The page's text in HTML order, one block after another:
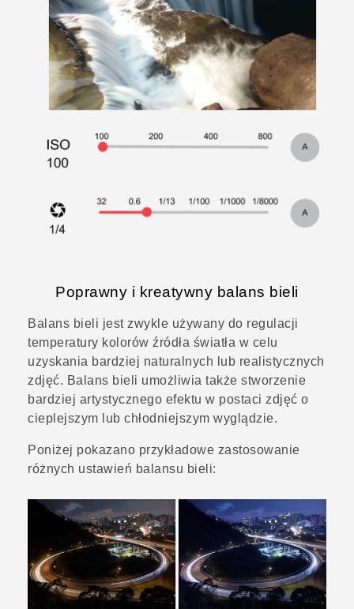
Poprawny i kreatywny balans bieli
Balans bieli jest zwykle używany do regulacji
temperatury kolorów źródła światła w celu
uzyskania bardziej naturalnych lub realistycznych
zdjęć. Balans bieli umożliwia także stworzenie
bardziej artystycznego efektu w postaci zdjęć o
cieplejszym lub chłodniejszym wyglądzie.
Poniżej pokazano przykładowe zastosowanie
różnych ustawień balansu bieli: